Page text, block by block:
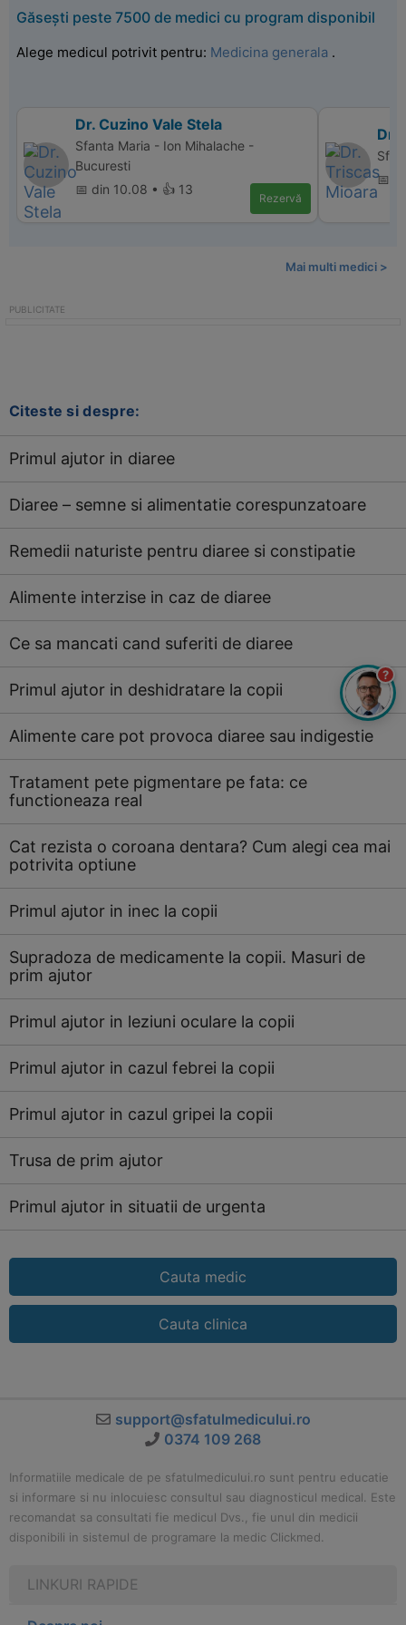
Găsești peste 7500 de medici cu program disponibil
Alege medicul potrivit pentru: Medicina generala .
Dr. Cuzino Vale Stela
Sfanta Maria - Ion Mihalache -
Bucuresti
📅 din 10.08 • 👍 13
Rezervă
Dr.
📅
Mai multi medici >
Citeste si despre:
Primul ajutor in diaree
Diaree – semne si alimentatie corespunzatoare
Remedii naturiste pentru diaree si constipatie
Alimente interzise in caz de diaree
Ce sa mancati cand suferiti de diaree
Primul ajutor in deshidratare la copii
Alimente care pot provoca diaree sau indigestie
Tratament pete pigmentare pe fata: ce
functioneaza real
Cat rezista o coroana dentara? Cum alegi cea mai
potrivita optiune
Primul ajutor in inec la copii
Supradoza de medicamente la copii. Masuri de
prim ajutor
Primul ajutor in leziuni oculare la copii
Primul ajutor in cazul febrei la copii
Primul ajutor in cazul gripei la copii
Trusa de prim ajutor
Primul ajutor in situatii de urgenta
Cauta medic
Cauta clinica
support@sfatulmedicului.ro
0374 109 268
Informatiile medicale de pe sfatulmedicului.ro sunt pentru educatie
si informare si nu inlocuiesc consultul sau diagnosticul medical. Este
recomandat sa consultati fie medicul Dvs., fie unul din medicii
disponibili in sistemul de programare la medic Clickmed.
LINKURI RAPIDE
?